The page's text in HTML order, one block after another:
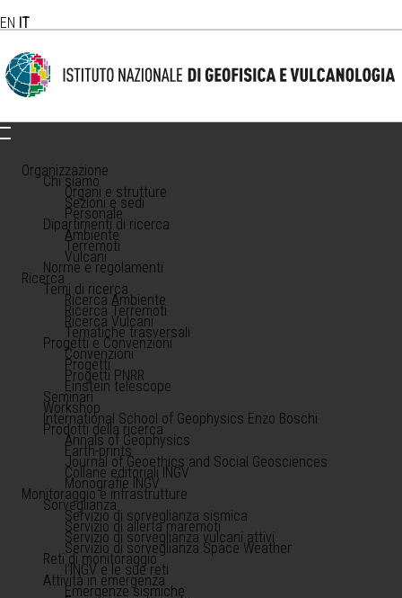
EN IT
Organizzazione
Chi siamo
Organi e strutture
Sezioni e sedi
Personale
Dipartimenti di ricerca
Ambiente
Terremoti
Vulcani
Norme e regolamenti
Ricerca
Temi di ricerca
Ricerca Ambiente
Ricerca Terremoti
Ricerca Vulcani
Tematiche trasversali
Progetti e Convenzioni
Convenzioni
Progetti
Progetti PNRR
Einstein telescope
Seminari
Workshop
International School of Geophysics Enzo Boschi
Prodotti della ricerca
Annals of Geophysics
Earth-prints
Journal of Geoethics and Social Geosciences
Collane editoriali INGV
Monografie INGV
Monitoraggio e infrastrutture
Sorveglianza
Servizio di sorveglianza sismica
Servizio di allerta maremoti
Servizio di sorveglianza vulcani attivi
Servizio di sorveglianza Space Weather
Reti di monitoraggio
l'INGV e le sue reti
Attività in emergenza
Emergenze sismiche